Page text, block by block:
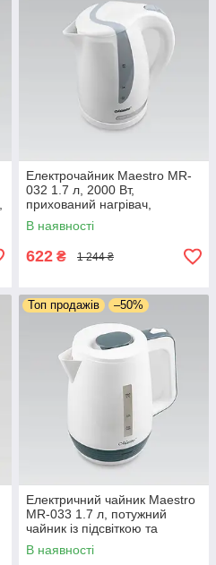
Електрочайник Maestro MR-
032 1.7 л, 2000 Вт,
прихований нагрівач,
автовимкнення
В наявності
622 ₴ 1 244 ₴
Топ продажів –50%
Електричний чайник Maestro
MR-033 1.7 л, потужний
чайник із підсвіткою та
автовимкненням
В наявності